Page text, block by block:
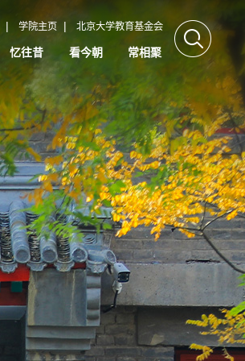
| 学院主页 | 北京大学教育基金会
忆往昔 看今朝 常相聚